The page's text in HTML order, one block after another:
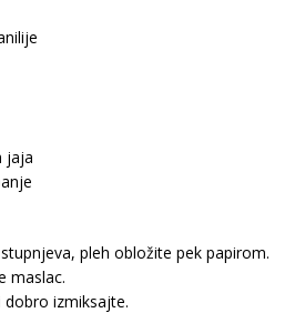
jaja
pleh obložite pek papirom.
maslac.
izmiksajte.